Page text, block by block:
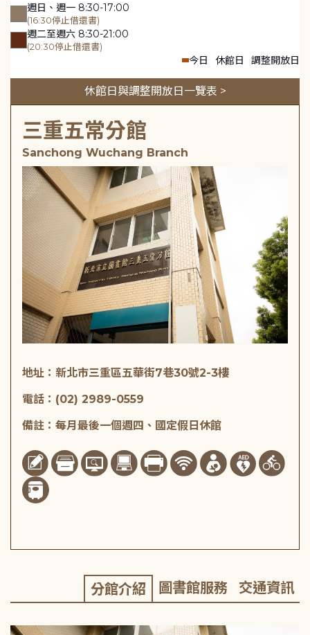
週日、週一 8:30-17:00
(16:30停止借還書)
週二至週六 8:30-21:00
(20:30停止借還書)
今日 休館日 調整開放日
休館日與調整開放日一覽表 >
三重五常分館
Sanchong Wuchang Branch
地址：新北市三重區五華街7巷30號2-3樓
電話：(02) 2989-0559
備註：每月最後一個週四、國定假日休館
分館介紹 圖書館服務 交通資訊